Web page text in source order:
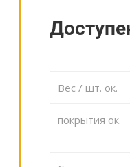
Вес / шт. ок.
покрытия ок.